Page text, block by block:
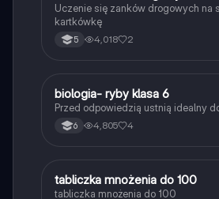
Uczenie się zanków drogowych na
kartkówkę
5 4,018 2
BBiologia
biologia- ryby klasa 6
Przed odpowiedzią ustnią idealny
6 4,805 4
TMatematyka
tabliczka mnożenia do 100
tabliczka mnożenia do 100